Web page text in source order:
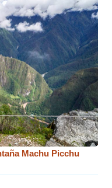
Machu Picchu